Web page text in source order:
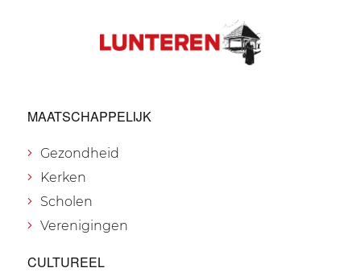
MAATSCHAPPELIJK
Gezondheid
Kerken
Scholen
Verenigingen
CULTUREEL